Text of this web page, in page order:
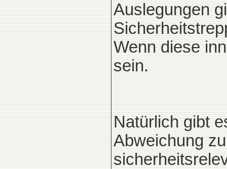
Auslegungen
Wenn diese
sein.
Natürlich gibt
Abweichung